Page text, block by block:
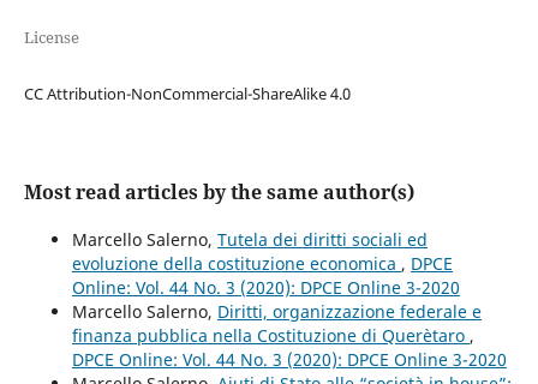
License
CC Attribution-NonCommercial-ShareAlike 4.0
Most read articles by the same author(s)
Marcello Salerno, Tutela dei diritti sociali ed
evoluzione della costituzione economica , DPCE
Online: Vol. 44 No. 3 (2020): DPCE Online 3-2020
Marcello Salerno, Diritti, organizzazione federale e
finanza pubblica nella Costituzione di Querètaro ,
DPCE Online: Vol. 44 No. 3 (2020): DPCE Online 3-2020